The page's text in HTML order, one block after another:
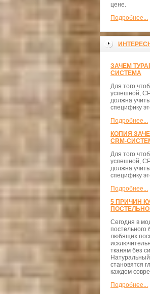
цене.
Подробнее...
ЗАЧЕМ
СИСТЕМА
Для того
успешной,
должна
специфику
Подробнее...
КОПИЯ
CRM-
Для того
успешной,
должна
специфику
Подробнее...
5 ПРИЧИН
Сегодня в
постельного
любящих
тканям без
становятся
каждом
Подробнее...